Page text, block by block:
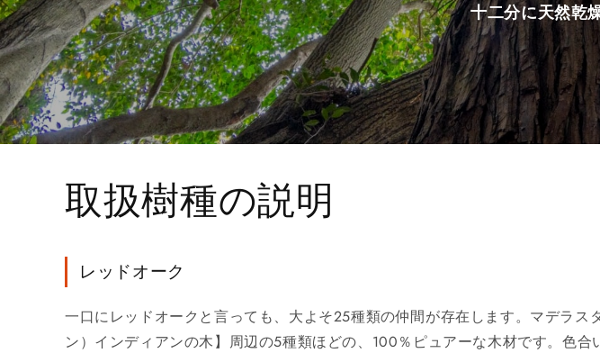
十二分に天然乾
取扱樹種の説明
レッドオーク
一口にレッドオークと言っても、大よそ25種類の仲間が存在します。マデラ
ン）インディアンの木】周辺の5種類ほどの、100％ピュアーな木材です。色合